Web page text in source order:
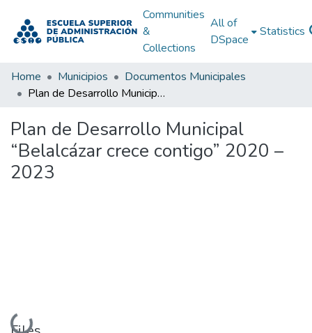
Communities
&
Collections
All of
DSpace
Statistics
Home Municipios
Documentos Municipales
Plan de Desarrollo Municipal “Belalcázar crece contigo” 2020 – 2023
Plan de Desarrollo Municipal
“Belalcázar crece contigo” 2020 –
2023
Loading...